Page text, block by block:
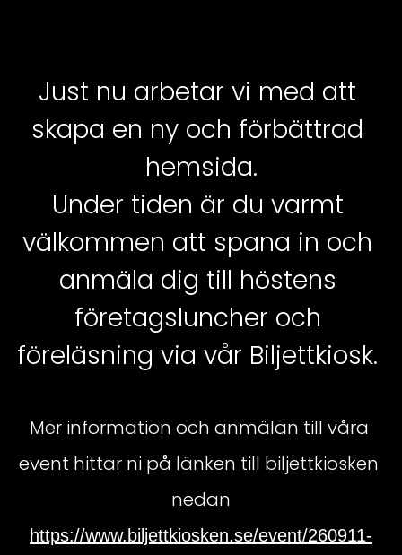
Just nu arbetar vi med att
skapa en ny och förbättrad
hemsida.
Under tiden är du varmt
välkommen att spana in och
anmäla dig till höstens
företagsluncher och
föreläsning via vår Biljettkiosk.
Mer information och anmälan till våra
event hittar ni på länken till biljettkiosken
nedan
https://www.biljettkiosken.se/event/260911-